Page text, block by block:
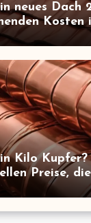
neues Dach
Kosten
Kilo
Preise,